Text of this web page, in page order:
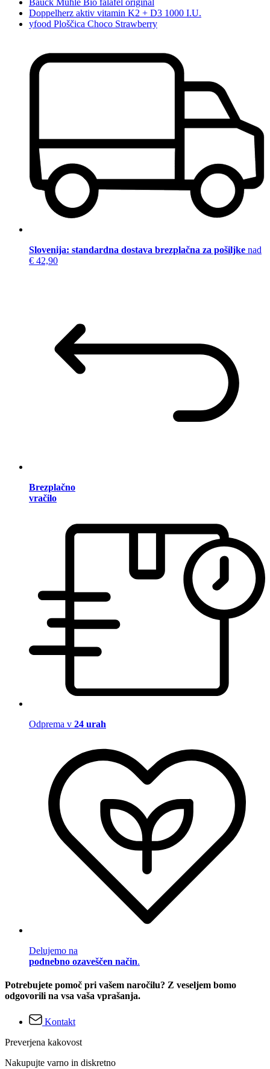
Doppelherz aktiv vitamin K2 + D3 1000 I.U.
yfood Ploščica Choco Strawberry
Slovenija: standardna dostava brezplačna za pošiljke nad
€ 42,90
Brezplačno
vračilo
Odprema v 24 urah
Delujemo na
podnebno ozaveščen način.
Potrebujete pomoč pri vašem naročilu? Z veseljem bomo
odgovorili na vsa vaša vprašanja.
Kontakt
Preverjena kakovost
Nakupujte varno in diskretno